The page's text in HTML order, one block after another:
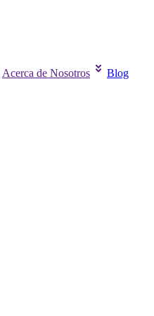
Acerca de Nosotros Blog